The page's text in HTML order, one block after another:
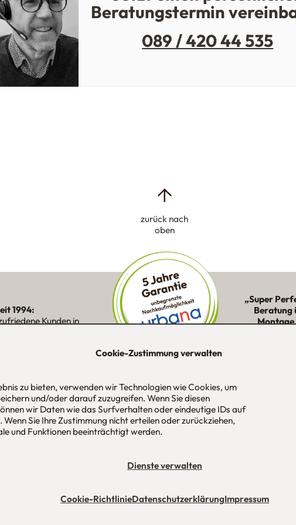
Cookie-Zustimmung verwalten
zu bieten, verwenden wir Technologien wie Cookies, um
und/oder darauf zuzugreifen. Wenn Sie diesen
wir Daten wie das Surfverhalten oder eindeutige IDs auf
Sie Ihre Zustimmung nicht erteilen oder zurückziehen,
und Funktionen beeinträchtigt werden.
Dienste verwalten
Cookie-RichtlinieDatenschutzerklärungImpressum
Beratungstermin
089 / 420 44 535
zurück nach
oben
1994:
Kunden in
„Super
Beratung
Montage
Pinsel-Str. 1
DreierHaus
Haar / München
Tel
089 / 420 44 535
Fax
089 / 456 00 646
E-Mail
mail@urbana-moebel.de
Datenschutzerklärung Stellenangebote
Maßmöbel München